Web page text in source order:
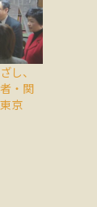
し、
・関
京